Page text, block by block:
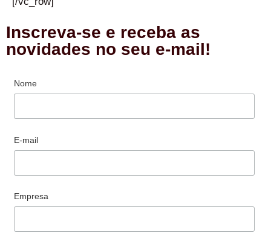
Inscreva-se e receba as
novidades no seu e-mail!
Nome
E-mail
Empresa